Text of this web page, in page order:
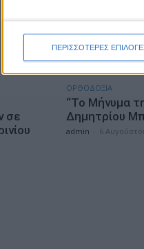
ΠΕΡΙΣΣΟΤΕΡΕΣ
σε
ΟΡΘΟΔΟΞΙΑ
“Το Μήνυμα
Δημητρίου
admin 6